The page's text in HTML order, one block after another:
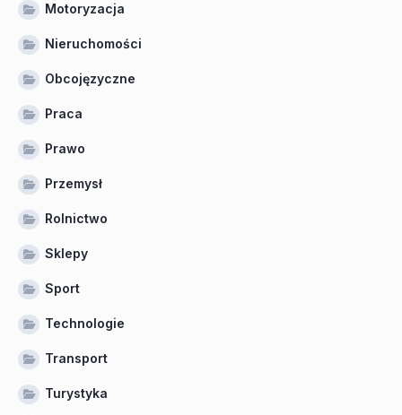
Motoryzacja
Nieruchomości
Obcojęzyczne
Praca
Prawo
Przemysł
Rolnictwo
Sklepy
Sport
Technologie
Transport
Turystyka